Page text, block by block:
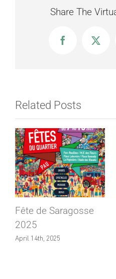
Share The
FacebookX
Related Posts
Fête de Saragosse
2025
April 14th, 2025